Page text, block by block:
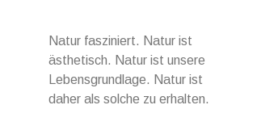
Natur fasziniert. Natur ist
ästhetisch. Natur ist unsere
Lebensgrundlage. Natur ist
daher als solche zu erhalten.